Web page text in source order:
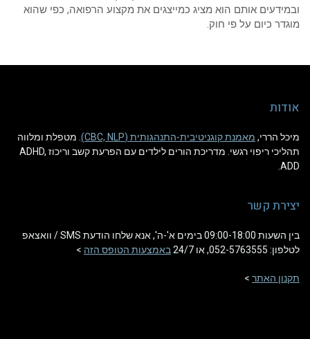
ובמידעים אותם הוא מציג כמייצגים את מקצוע הרפואה, כפי שהוא
מוגדר כיום על פי חוק.
אודות
מיכל הררי, מאמנת קוגניטיבית-התנהגותית (CBC, NLP)
. מטפלת ומלווה
תהליכי ריפוי רגשי. מדריכת הורים לילדים עם הפרעת קשב וריכוז ADHD,
ADD.
יצירת קשר
בין השעות 09:00-18:00 בימים א'-ה', אנא שלחו הודעת SMS / וואצאפ
לטלפון: 052-5763555, או 24/7
באמצעות הטופס הזה >
תקנון האתר >